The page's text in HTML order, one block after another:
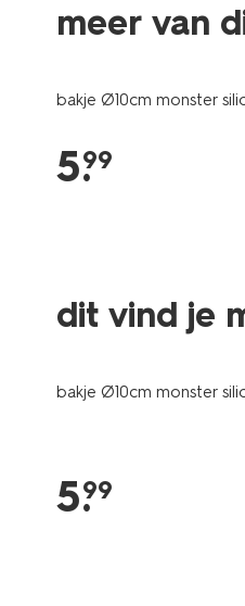
meer van
bakje Ø10cm monster
5.
99
dit vind je
bakje Ø10cm monster
5.
99